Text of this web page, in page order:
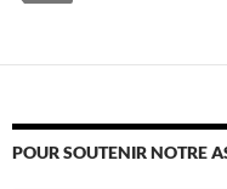
POUR SOUTENIR NOTRE